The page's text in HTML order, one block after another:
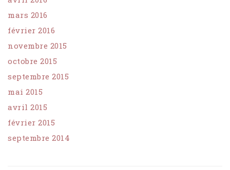
mars 2016
février 2016
novembre 2015
octobre 2015
septembre 2015
mai 2015
avril 2015
février 2015
septembre 2014